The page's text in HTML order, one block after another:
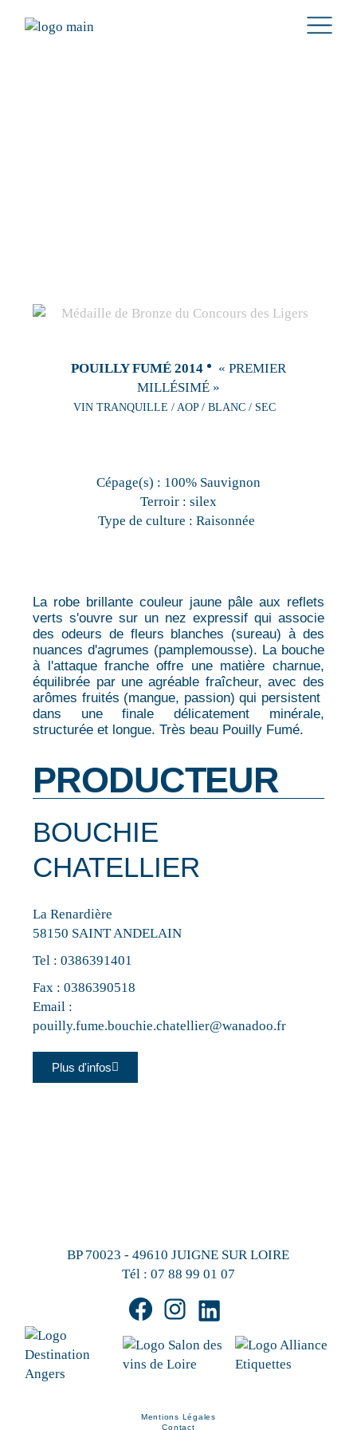
POUILLY FUMÉ 2014
« PREMIER
MILLÉSIMÉ »
VIN TRANQUILLE / AOP / BLANC / SEC
Cépage(s) : 100% Sauvignon
Terroir : silex
Type de culture : Raisonnée
La robe brillante couleur jaune pâle aux reflets
verts s'ouvre sur un nez expressif qui associe
des odeurs de fleurs blanches (sureau) à des
nuances d'agrumes (pamplemousse). La bouche
à l'attaque franche offre une matière charnue,
équilibrée par une agréable fraîcheur, avec des
arômes fruités (mangue, passion) qui persistent
dans une finale délicatement minérale,
structurée et longue. Très beau Pouilly Fumé.
PRODUCTEUR
BOUCHIE
CHATELLIER
La Renardière
58150 SAINT ANDELAIN
Tel :0386391401
Fax : 0386390518
Email :
pouilly.fume.bouchie.chatellier@wanadoo.fr
Plus d'infos
BP 70023 - 49610 JUIGNE SUR LOIRE
Tél : 07 88 99 01 07
Mentions Légales
Contact